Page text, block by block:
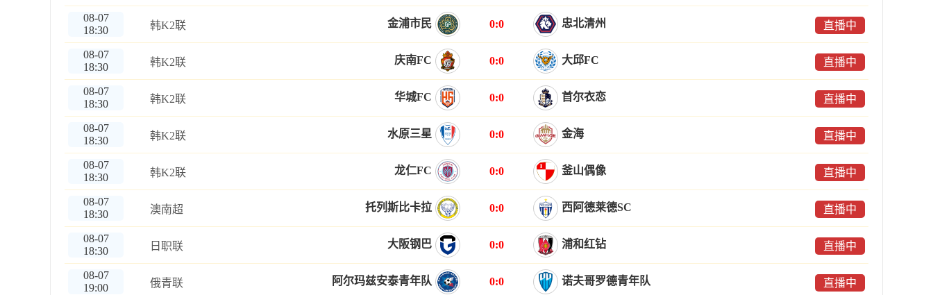
08-07
18:30
韩K2联 金浦市民 0:0 忠北清州 直播中
08-07
18:30
韩K2联 庆南FC 0:0 大邱FC 直播中
08-07
18:30
韩K2联 华城FC 0:0 首尔衣恋 直播中
08-07
18:30
韩K2联 水原三星 0:0 金海 直播中
08-07
18:30
韩K2联 龙仁FC 0:0 釜山偶像 直播中
08-07
18:30
澳南超 托列斯比卡拉 0:0 西阿德莱德SC 直播中
08-07
18:30
日职联 大阪钢巴 0:0 浦和红钻 直播中
08-07
19:00
俄青联 阿尔玛兹安泰青年队 0:0 诺夫哥罗德青年队 直播中